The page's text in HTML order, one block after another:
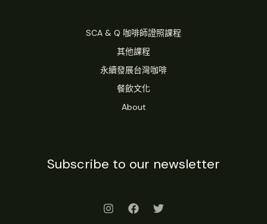
SCA & Q 咖啡師證照課程
其他課程
永續發展台灣咖啡
餐飲文化
About
Subscribe to our newsletter